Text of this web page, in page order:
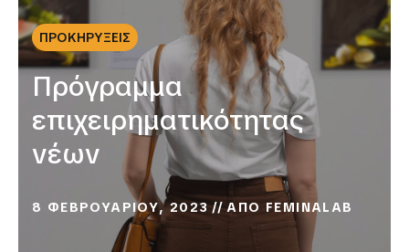
ΠΡΟΚΗΡΥΞΕΙΣ
Πρόγραμμα
επιχειρηματικότητας
νέων
8 ΦΕΒΡΟΥΑΡΙΟΥ, 2023 ΑΠΟ FEMINALAB